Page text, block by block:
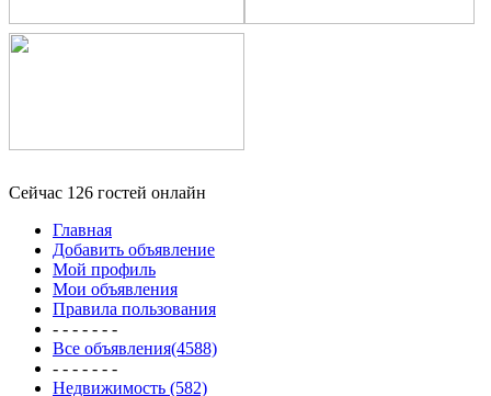
Сейчас 126 гостей онлайн
Главная
Добавить объявление
Мой профиль
Мои объявления
Правила пользования
- - - - - - -
Все объявления(4588)
- - - - - - -
Недвижимость (582)